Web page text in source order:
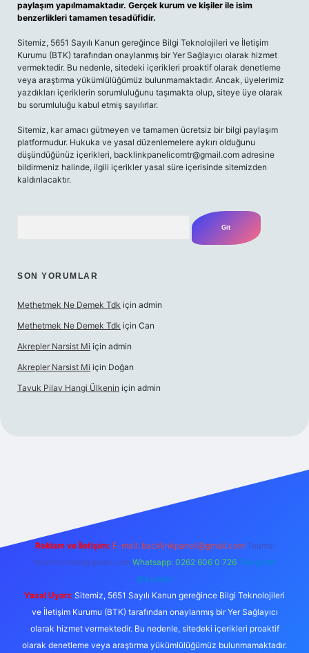
paylaşım yapılmamaktadır. Gerçek kurum ve kişiler ile isim
benzerlikleri tamamen tesadüfidir.
Sitemiz, 5651 Sayılı Kanun gereğince Bilgi Teknolojileri ve İletişim
Kurumu (BTK) tarafından onaylanmış bir Yer Sağlayıcı olarak hizmet
vermektedir. Bu nedenle, sitedeki içerikleri proaktif olarak denetleme
veya araştırma yükümlülüğümüz bulunmamaktadır. Ancak, üyelerimiz
yazdıkları içeriklerin sorumluluğunu taşımakta olup, siteye üye olarak
bu sorumluluğu kabul etmiş sayılırlar.
Sitemiz, kar amacı gütmeyen ve tamamen ücretsiz bir bilgi paylaşım
platformudur. Hukuka ve yasal düzenlemelere aykırı olduğunu
düşündüğünüz içerikleri, backlinkpanelicomtr@gmail.com adresine
bildirmeniz halinde, ilgili içerikler yasal süre içerisinde sitemizden
kaldırılacaktır.
SON YORUMLAR
Methetmek Ne Demek Tdk için admin
Methetmek Ne Demek Tdk için Can
Akrepler Narsist Mi için admin
Akrepler Narsist Mi için Doğan
Tavuk Pilav Hangi Ülkenin için admin
Reklam ve İletişim: E-mail: backlinkpaneli@gmail.com Teams:
forumhizmeti@gmail.com Whatsapp: 0262 606 0 726 Telegram:
@karabul
Yasal Uyarı: Sitemiz, 5651 Sayılı Kanun gereğince Bilgi Teknolojileri
ve İletişim Kurumu (BTK) tarafından onaylanmış bir Yer Sağlayıcı
olarak hizmet vermektedir. Bu nedenle, sitedeki içerikleri proaktif
olarak denetleme veya araştırma yükümlülüğümüz bulunmamaktadır.